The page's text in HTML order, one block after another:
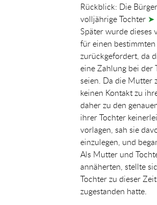
Rückblick: Die
volljährige Tochter ➤
Später wurde dieses
für einen
zurückgefordert, da
eine Zahlung bei der
seien. Da die Mutter
keinen Kontakt zu
daher zu den
ihrer Tochter
vorlagen, sah sie
einzulegen, und
Als Mutter und
annäherten, stellte
Tochter zu dieser
zugestanden hatte.